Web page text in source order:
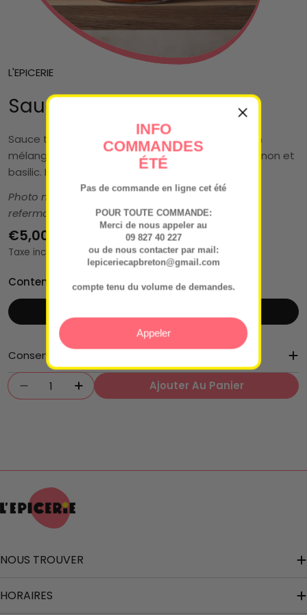
L'EPICERIE
Sauce tomate
Sauce tomate maison, oumarinaraen italien : un
mélange simple et savoureux de tomates, ail, oignon et
basilic. Idéale dans les pâtes, pizzas, lasagnes…
Photo non contractuelle -
Vendu en bocal verre
refermable 300g
Prix
€5,00
Taxe incluse.
Contenance:300g
Conservation
Quantité
Diminuer La Quantité Pour Sauce Tomate
Augmenter La Quantité Pour Sauce
Ajouter Au Panier
NOUS TROUVER
HORAIRES
INFO
COMMANDES
ÉTÉ
Pas de commande en ligne cet été
POUR TOUTE COMMANDE:
Merci de nous appeler au
09 827 40 227
ou de nous contacter par mail:
lepiceriecapbreton@gmail.com
compte tenu du volume de demandes.
Appeler